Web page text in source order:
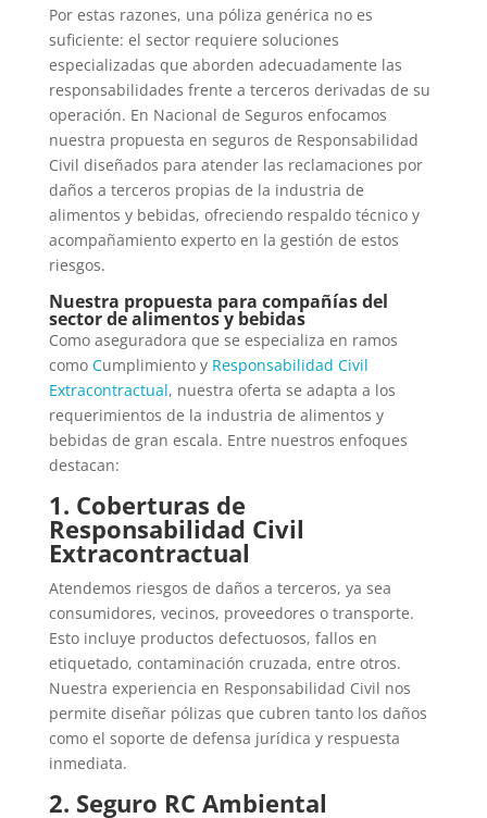
Por estas razones, una póliza genérica no es
suficiente: el sector requiere soluciones
especializadas que aborden adecuadamente las
responsabilidades frente a terceros derivadas de su
operación. En Nacional de Seguros enfocamos
nuestra propuesta en seguros de Responsabilidad
Civil diseñados para atender las reclamaciones por
daños a terceros propias de la industria de
alimentos y bebidas, ofreciendo respaldo técnico y
acompañamiento experto en la gestión de estos
riesgos.
Nuestra propuesta para compañías del
sector de alimentos y bebidas
Como aseguradora que se especializa en ramos
como Cumplimiento y Responsabilidad Civil
Extracontractual, nuestra oferta se adapta a los
requerimientos de la industria de alimentos y
bebidas de gran escala. Entre nuestros enfoques
destacan:
1. Coberturas de
Responsabilidad Civil
Extracontractual
Atendemos riesgos de daños a terceros, ya sea
consumidores, vecinos, proveedores o transporte.
Esto incluye productos defectuosos, fallos en
etiquetado, contaminación cruzada, entre otros.
Nuestra experiencia en Responsabilidad Civil nos
permite diseñar pólizas que cubren tanto los daños
como el soporte de defensa jurídica y respuesta
inmediata.
2. Seguro RC Ambiental